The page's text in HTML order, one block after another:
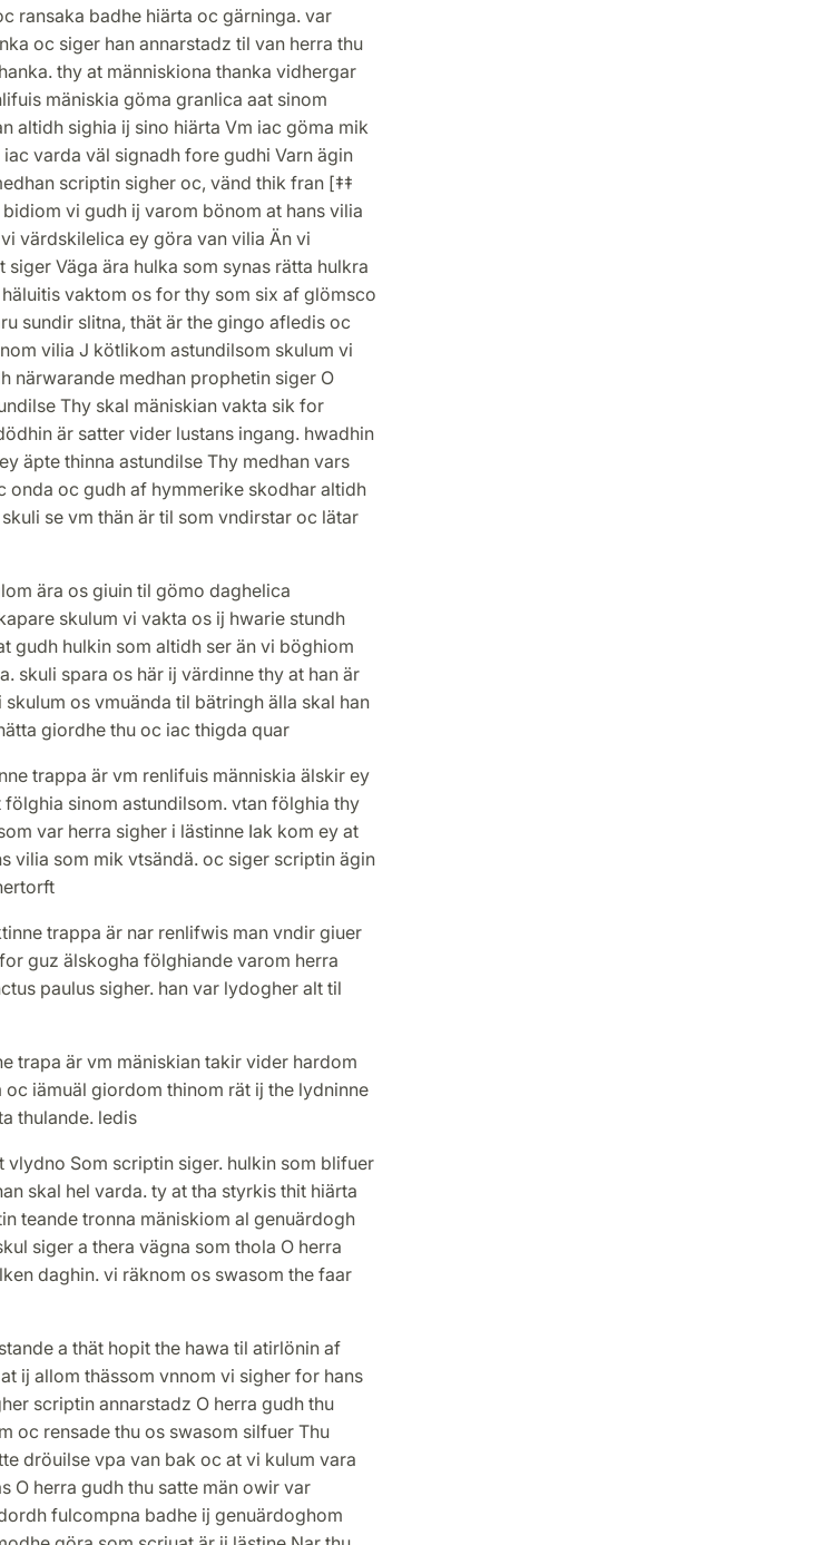
ransaka badhe hiärta oc gärninga. var
oc siger han annarstadz til van herra thu
thy at människiona thanka vidhergar
mäniskia göma granlica aat sinom
altidh sighia ij sino hiärta Vm iac göma mik
varda väl signadh fore gudhi Varn ägin
scriptin sigher oc, vänd thik fran [‡‡
vi gudh ij varom bönom at hans vilia
värdskilelica ey göra van vilia Än vi
Väga ära hulka som synas rätta hulkra
vaktom os for thy som six af glömsco
sundir slitna, thät är the gingo afledis oc
vilia J kötlikom astundilsom skulum vi
närwarande medhan prophetin siger O
Thy skal mäniskian vakta sik for
är satter vider lustans ingang. hwadhin
äpte thinna astundilse Thy medhan vars
onda oc gudh af hymmerike skodhar altidh
se vm thän är til som vndirstar oc lätar
ära os giuin til gömo daghelica
skulum vi vakta os ij hwarie stundh
gudh hulkin som altidh ser än vi böghiom
skuli spara os här ij värdinne thy at han är
os vmuända til bätringh älla skal han
giordhe thu oc iac thigda quar
är vm renlifuis människia älskir ey
sinom astundilsom. vtan fölghia thy
var herra sigher i lästinne Iak kom ey at
vilia som mik vtsändä. oc siger scriptin ägin
är nar renlifwis man vndir giuer
guz älskogha fölghiande varom herra
paulus sigher. han var lydogher alt til
är vm mäniskian takir vider hardom
iämuäl giordom thinom rät ij the lydninne
thulande. ledis
vlydno Som scriptin siger. hulkin som blifuer
skal hel varda. ty at tha styrkis thit hiärta
teande tronna mäniskiom al genuärdogh
siger a thera vägna som thola O herra
daghin. vi räknom os swasom the faar
a thät hopit the hawa til atirlönin af
ij allom thässom vnnom vi sigher for hans
scriptin annarstadz O herra gudh thu
oc rensade thu os swasom silfuer Thu
dröuilse vpa van bak oc at vi kulum vara
O herra gudh thu satte män owir var
fulcompna badhe ij genuärdoghom